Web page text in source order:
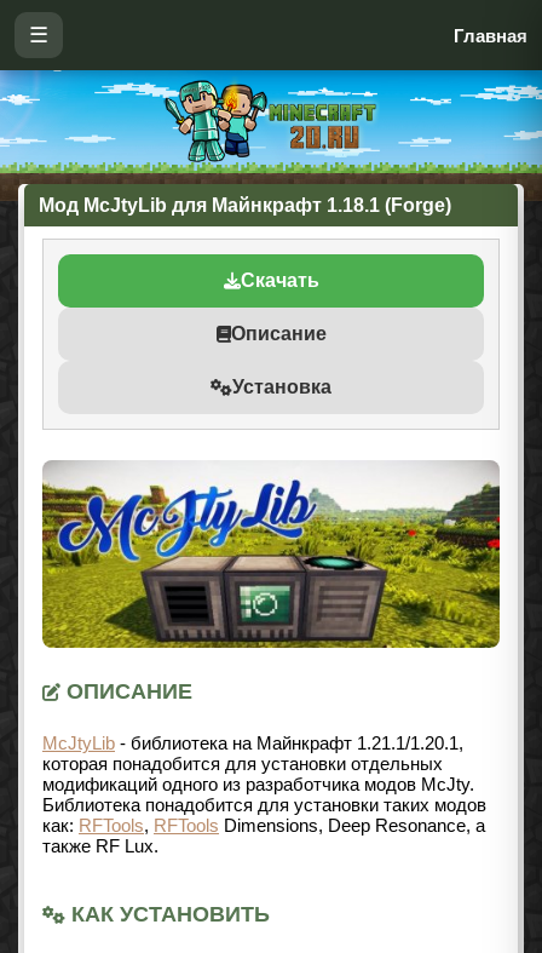
☰ Главная
Мод McJtyLib для Майнкрафт 1.18.1 (Forge)
Скачать
Описание
Установка
ОПИСАНИЕ
McJtyLib - библиотека на Майнкрафт 1.21.1/1.20.1,
которая понадобится для установки отдельных
модификаций одного из разработчика модов McJty.
Библиотека понадобится для установки таких модов
как: RFTools, RFTools Dimensions, Deep Resonance, а
также RF Lux.
КАК УСТАНОВИТЬ